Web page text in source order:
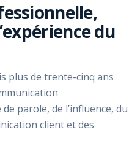
du
plus de trente-cinq ans
parole, de l’influence, du
client et des